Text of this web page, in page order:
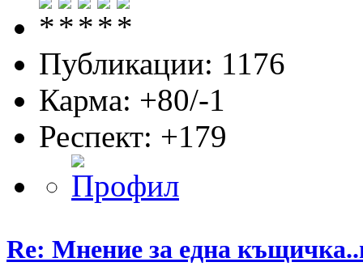
Публикации: 1176
Карма: +80/-1
Респект: +179
Re: Мнение за една